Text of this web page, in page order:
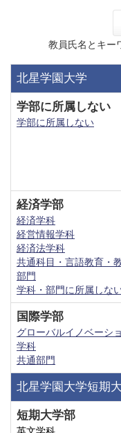
教員氏名とキー
北星学園大学
学部に所属しない
学部に所属しない
経済学部
経済学科
経営情報学科
経済法学科
共通科目・言語教育・
部門
学科・部門に所属しな
国際学部
グローバルイノベーシ
学科
共通部門
北星学園大学短期
短期大学部